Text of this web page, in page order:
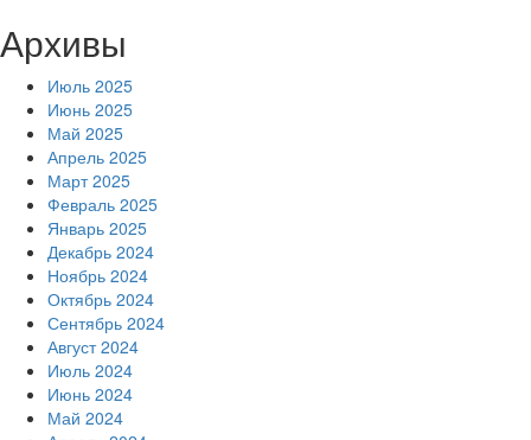
Архивы
Июль 2025
Июнь 2025
Май 2025
Апрель 2025
Март 2025
Февраль 2025
Январь 2025
Декабрь 2024
Ноябрь 2024
Октябрь 2024
Сентябрь 2024
Август 2024
Июль 2024
Июнь 2024
Май 2024